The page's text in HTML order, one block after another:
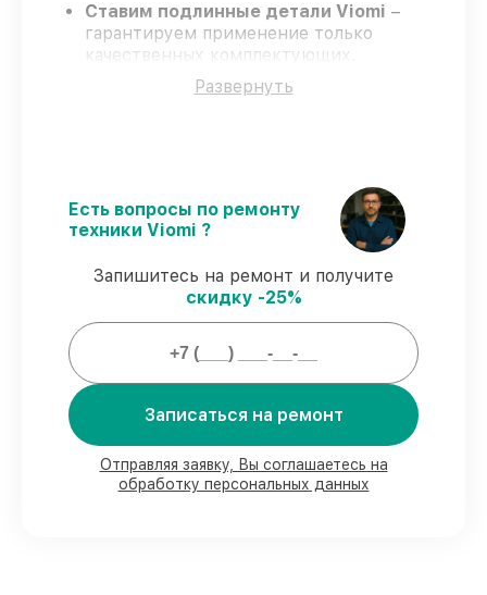
Ставим подлинные детали Viomi –
гарантируем применение только
качественных комплектующих.
Сертифицированные специалисты
проходят жёсткий контроль знаний и
– ремонт робота-
пылесоса Viomi Robot Vacuum Cleaner S9
строго по договоренности.
– все работы и
запчасти защищены сервисной
Мы гарантируем:
заказов закрываем с возможностью
личного присутствия владельца
90%комплектующих Viomi есть в
наличии в мастерской или на складе в
Развернуть
Есть вопросы по ремонту
техники Viomi ?
Запишитесь на ремонт и получите
скидку -25%
Записаться на ремонт
Отправляя заявку, Вы соглашаетесь на
обработку персональных данных